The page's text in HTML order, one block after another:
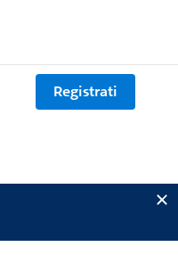
Registrati